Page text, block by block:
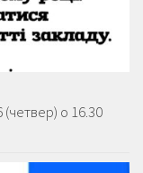
(четвер) о 16.30